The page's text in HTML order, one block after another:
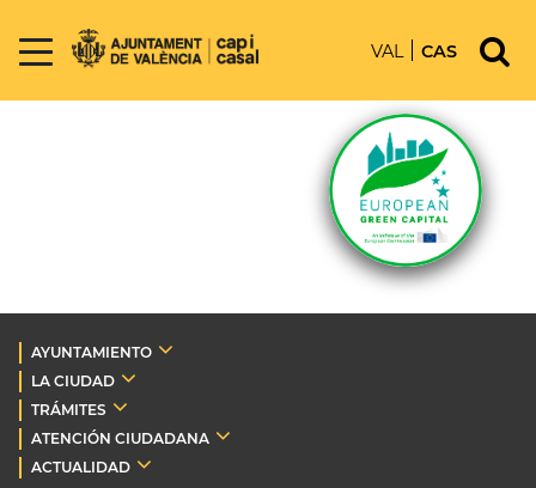
VAL CAS
AYUNTAMIENTO
LA CIUDAD
TRÁMITES
ATENCIÓN CIUDADANA
ACTUALIDAD